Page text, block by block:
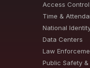
Access Control
Time &
National
Data Centers
Law
Public Safety &